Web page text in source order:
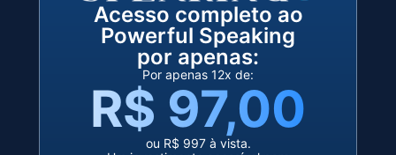
Acesso completo ao
Powerful Speaking
por apenas:
Por apenas 12x de:
R$ 97,00
ou R$ 997 à vista.